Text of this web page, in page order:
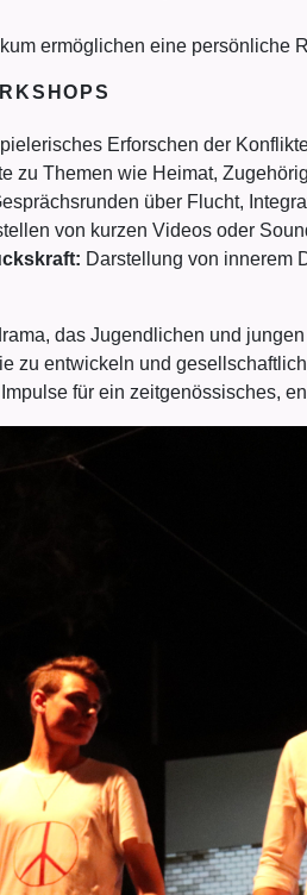
ermöglichen eine persönliche
Erforschen der
zu Themen wie Heimat,
über Flucht,
von kurzen Videos oder
Darstellung von innerem
das Jugendlichen und
zu entwickeln und
für ein zeitgenössisches,